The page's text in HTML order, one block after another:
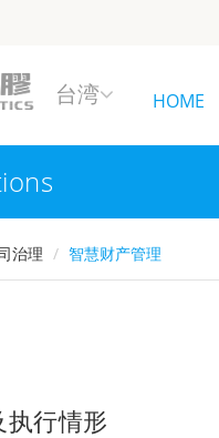
台湾 HOME
治理 智慧财产管理
行情形